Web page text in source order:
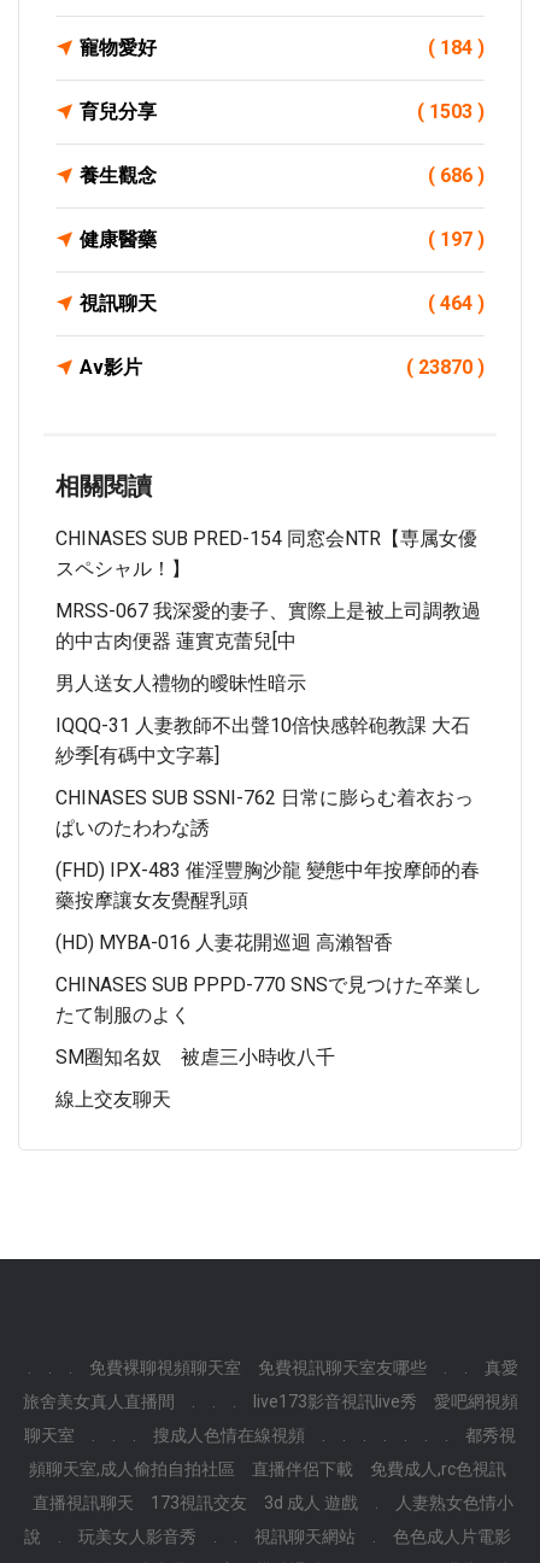
寵物愛好 ( 184 )
育兒分享 ( 1503 )
養生觀念 ( 686 )
健康醫藥 ( 197 )
視訊聊天 ( 464 )
Av影片 ( 23870 )
相關閱讀
CHINASES SUB PRED-154 同窓会NTR【専属女優
スペシャル！】
MRSS-067 我深愛的妻子、實際上是被上司調教過
的中古肉便器 蓮實克蕾兒[中
男人送女人禮物的曖昧性暗示
IQQQ-31 人妻教師不出聲10倍快感幹砲教課 大石
紗季[有碼中文字幕]
CHINASES SUB SSNI-762 日常に膨らむ着衣おっ
ぱいのたわわな誘
(FHD) IPX-483 催淫豐胸沙龍 變態中年按摩師的春
藥按摩讓女友覺醒乳頭
(HD) MYBA-016 人妻花開巡迴 高瀨智香
CHINASES SUB PPPD-770 SNSで見つけた卒業し
たて制服のよく
SM圈知名奴 被虐三小時收八千
線上交友聊天
免費裸聊視頻聊天室 免費視訊聊天室友哪些
真愛
旅舍美女真人直播間
live173影音視訊live秀
愛吧網視頻
聊天室
搜成人色情在線視頻
都秀視
頻聊天室,成人偷拍自拍社區
直播伴侶下載
免費成人,rc色視訊
直播視訊聊天
173視訊交友 3d 成人 遊戲
人妻熟女色情小
說
玩美女人影音秀 視訊聊天網站
色色成人片電影